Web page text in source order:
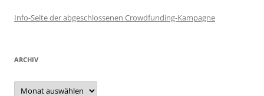
Info-Seite der abgeschlossenen Crowdfunding-Kampagne
ARCHIV
Archiv